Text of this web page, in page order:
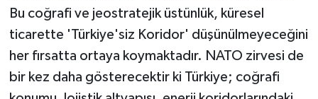
Bu coğrafi ve jeostratejik üstünlük, küresel
ticarette 'Türkiye'siz Koridor' düşünülmeyeceğini
her fırsatta ortaya koymaktadır. NATO zirvesi de
bir kez daha gösterecektir ki Türkiye; coğrafi